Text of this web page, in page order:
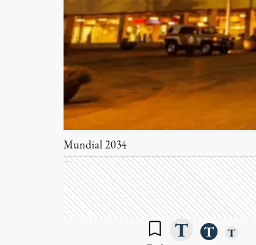
Mundial 2034
Ads